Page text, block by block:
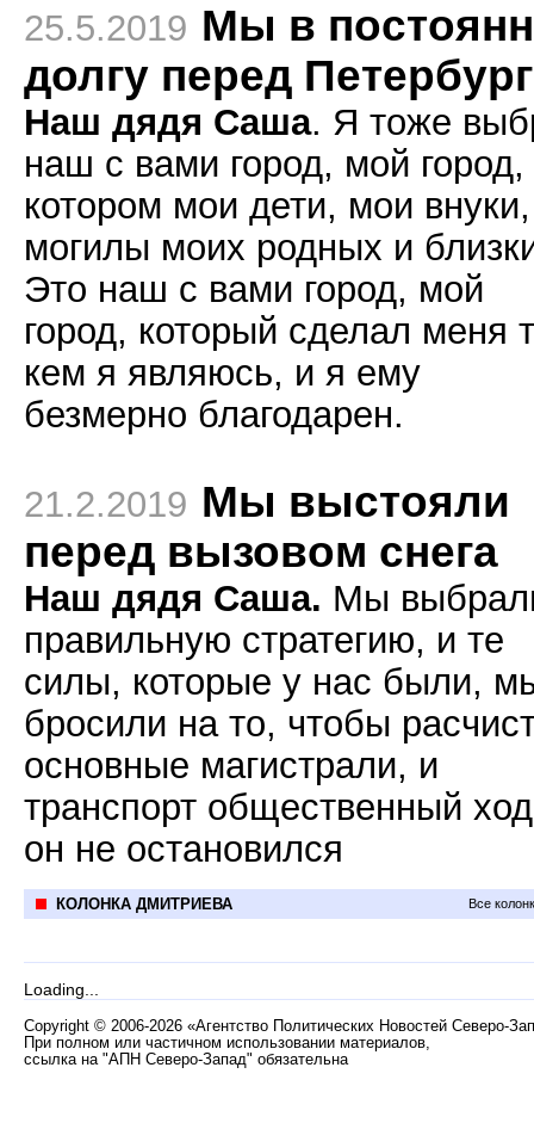
25.5.2019 Мы в
долгу перед
Наш дядя Саша. Я тоже
наш с вами город, мой город,
котором мои дети, мои внуки,
могилы моих родных и
Это наш с вами город, мой
город, который сделал меня
кем я являюсь, и я ему
безмерно благодарен.
21.2.2019 Мы выстояли
перед вызовом снега
Наш дядя Саша. Мы
правильную стратегию, и те
силы, которые у нас были,
бросили на то, чтобы
основные магистрали, и
транспорт общественный
он не остановился
КОЛОНКА ДМИТРИЕВА Все
Loading...
Copyright © 2006-2026 «Агентство Политических Новостей Северо-
При полном или частичном использовании материалов,
ссылка на "АПН Северо-Запад" обязательна